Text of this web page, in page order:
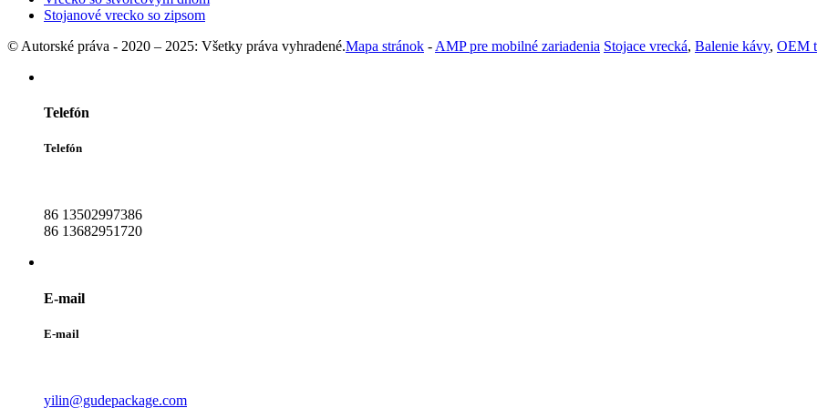
Stojanové vrecko so zipsom
© Autorské práva - 2020 – 2025: Všetky práva vyhradené.Mapa stránok - AMP pre mobilné zariadenia Stojace vrecká, Balenie kávy, OEM
Telefón
Telefón
86 13502997386
86 13682951720
E-mail
E-mail
yilin@gudepackage.com